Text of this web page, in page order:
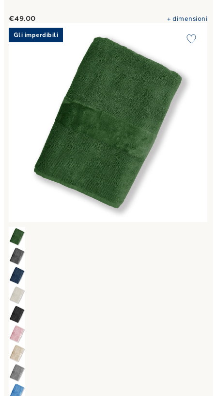
€49.00 +dimensioni
Link to "Telo Bagno in Spugna New Fyber Carrara Fyber
Gli imperdibili